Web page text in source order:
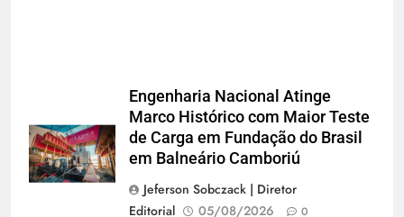
Engenharia Nacional Atinge
Marco Histórico com Maior Teste
de Carga em Fundação do Brasil
em Balneário Camboriú
Jeferson Sobczack | Diretor
Editorial
05/08/2026 0